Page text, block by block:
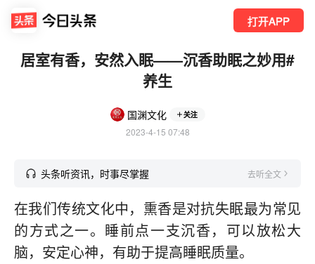
打开APP
居室有香，安然入眠——沉香助眠之妙用#
养生
国渊文化 关注
2023-4-15 07:48
头条听资讯，时事尽掌握 去听全文
在我们传统文化中，熏香是对抗失眠最为常见
的方式之一。睡前点一支沉香，可以放松大
脑，安定心神，有助于提高睡眠质量。